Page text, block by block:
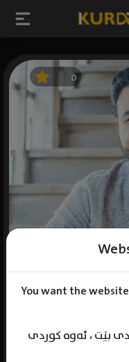
You want the
بێت ، ئەوە کوردی
0